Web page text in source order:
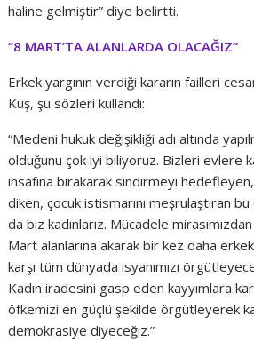
haline gelmiştir” diye belirtti.
“8 MART’TA ALANLARDA OLACAĞIZ”
Erkek yargının verdiği kararın failleri
Kuş, şu sözleri kullandı:
“Medeni hukuk değişikliği adı altında
olduğunu çok iyi biliyoruz. Bizleri evlere
insafına bırakarak sindirmeyi
diken, çocuk istismarını meşrulaştıran
da biz kadınlarız. Mücadele mirasımızdan
Mart alanlarına akarak bir kez daha
karşı tüm dünyada isyanımızı
Kadın iradesini gasp eden kayyımlara
öfkemizi en güçlü şekilde örgütleyerek
demokrasiye diyeceğiz.”